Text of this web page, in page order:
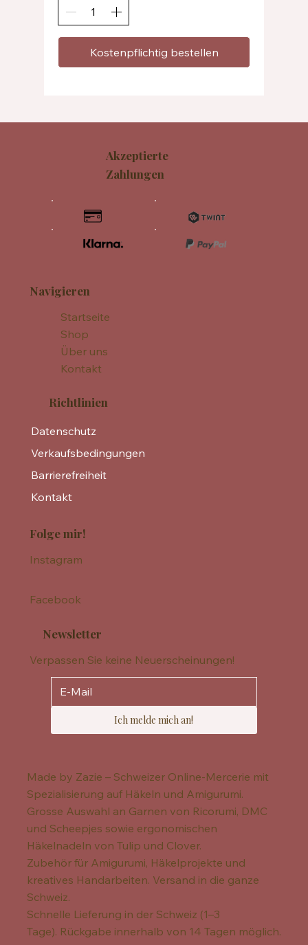
Kostenpflichtig bestellen
Navigieren
Startseite
Shop
Über uns
Kontakt
Richtlinien
Datenschutz
Verkaufsbedingungen
Barrierefreiheit
Kontakt
Folge mir!
Instagram
Facebook
Newsletter
Verpassen Sie keine Neuerscheinungen!
Ich melde mich an!
Made by Zazie – Schweizer Online-Mercerie mit
Spezialisierung auf Häkeln und Amigurumi.
Grosse Auswahl an Garnen von Ricorumi, DMC
und Scheepjes sowie ergonomischen
Häkelnadeln von Tulip und Clover.
Zubehör für Amigurumi, Häkelprojekte und
kreatives Handarbeiten. Versand in die ganze
Schweiz.
Schnelle Lieferung in der Schweiz (1–3
Tage). Rückgabe innerhalb von 14 Tagen möglich.
Akzeptierte
Zahlungen